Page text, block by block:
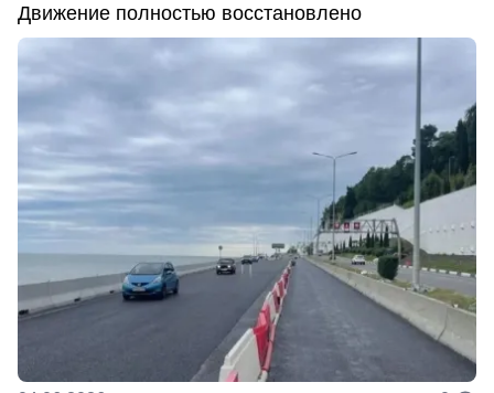
Движение полностью восстановлено